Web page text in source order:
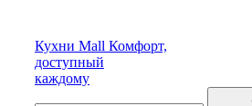
Кухни Mall Комфорт,
доступный
каждому